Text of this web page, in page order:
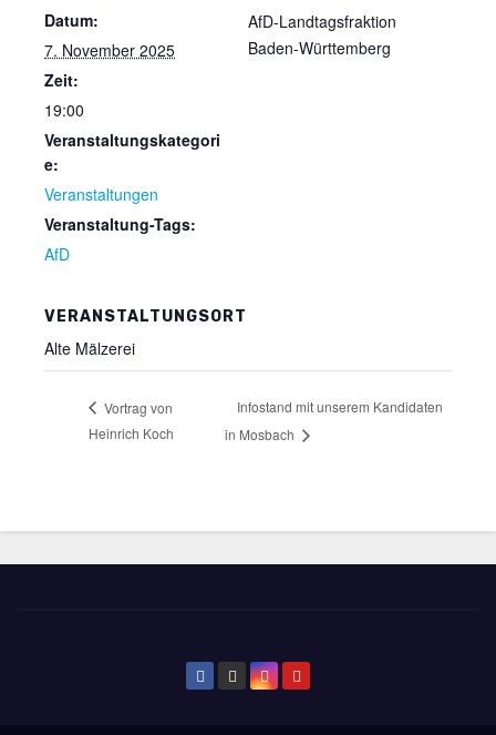
Datum:
7. November 2025
Zeit:
19:00
Veranstaltungskategori
e:
Veranstaltungen
Veranstaltung-Tags:
AfD
AfD-Landtagsfraktion
Baden-Württemberg
VERANSTALTUNGSORT
Alte Mälzerei
Vortrag von
Heinrich Koch
Infostand mit unserem Kandidaten
in Mosbach